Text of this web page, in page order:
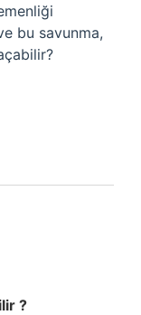
bu savunma,
?